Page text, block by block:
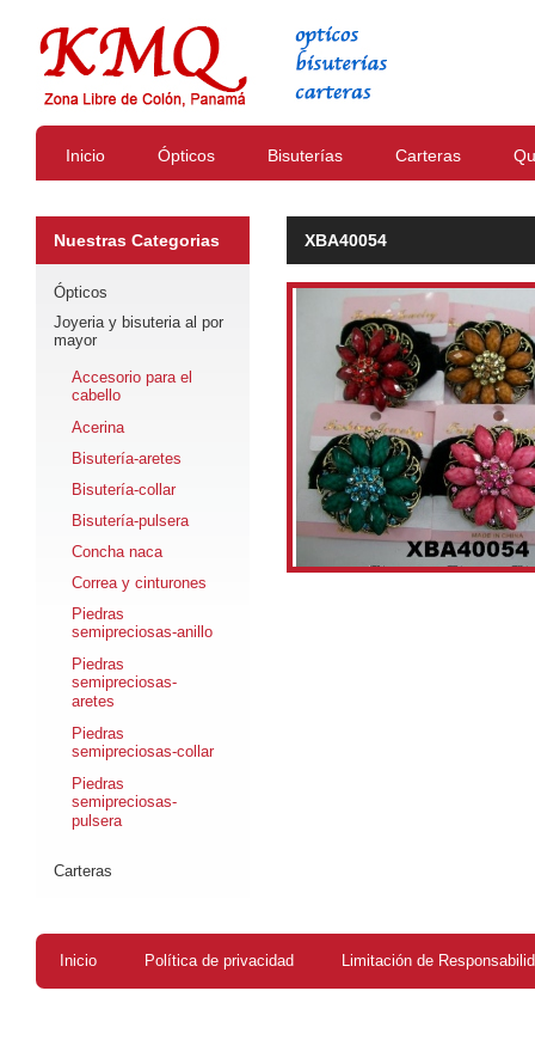
Inicio Ópticos Bisuterías Carteras
Nuestras Categorias
Ópticos
Joyeria y bisuteria al por
mayor
Accesorio para el
cabello
Acerina
Bisutería-aretes
Bisutería-collar
Bisutería-pulsera
Concha naca
Correa y cinturones
Piedras
semipreciosas-anillo
Piedras
semipreciosas-
aretes
Piedras
semipreciosas-collar
Piedras
semipreciosas-
pulsera
Carteras
XBA40054
Inicio Política de privacidad Limitación de